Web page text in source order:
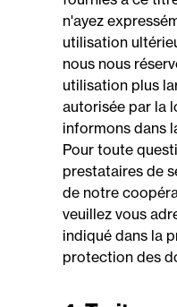
n'ayez
utilisation
nous nous
utilisation plus
autorisée par la
informons dans
Pour toute
prestataires de
de notre
veuillez vous
indiqué dans la
protection des